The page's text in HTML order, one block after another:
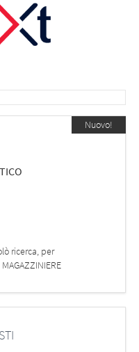
ricerca, per
di
dinamica e in
te! 💼 Cosa
- Ti
Nuovo!